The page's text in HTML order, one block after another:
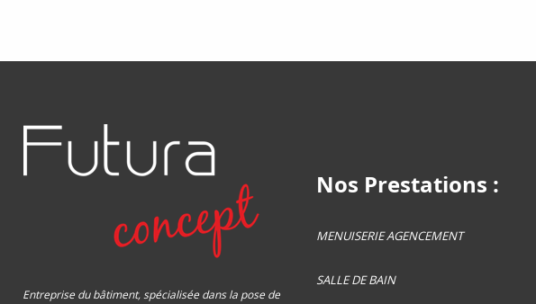
Entreprise du bâtiment, spécialisée dans la pose de
Nos Prestations :
MENUISERIE AGENCEMENT
SALLE DE BAIN